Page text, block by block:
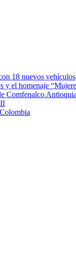
18 nuevos vehículos
y el homenaje
Comfenalco Antioquia